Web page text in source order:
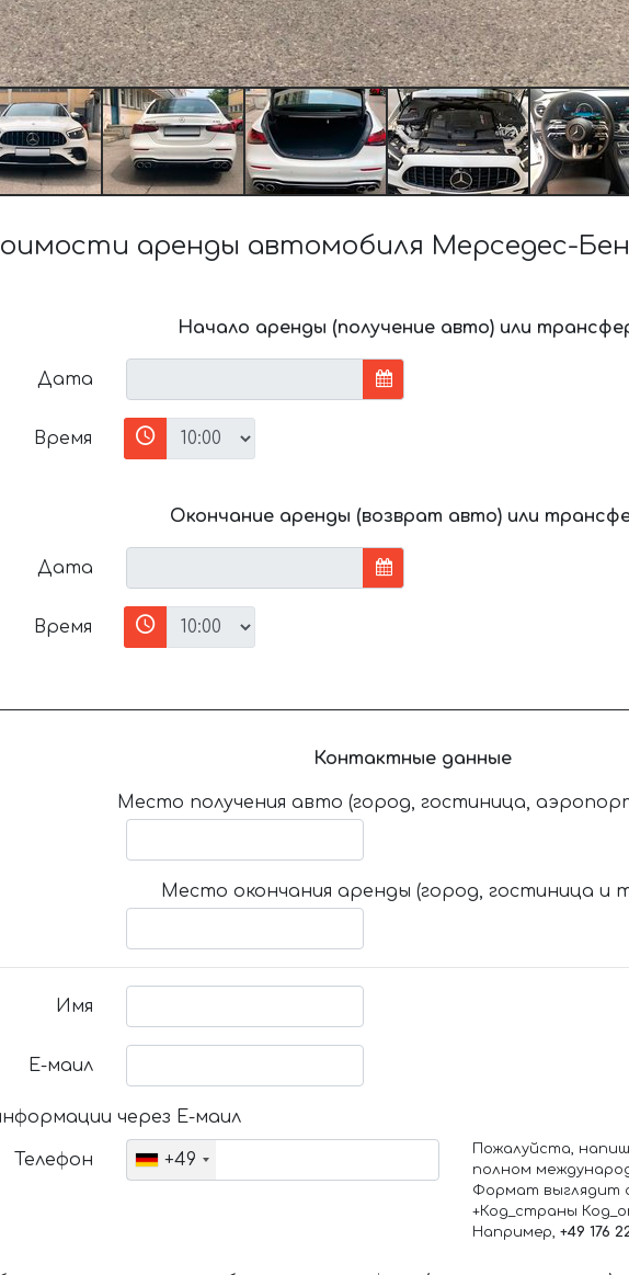
аренды автомобиля Мерседес-
Начало аренды (получение авто) или
Дата
Время
Окончание аренды (возврат авто) или
Дата
Время
Контактные данные
Место получения авто (город, гостиница,
Место окончания аренды (город, гостиница и
Имя
Е-маил
через Е-маил
Телефон +49
Пожалуйста,
полном
Формат выглядит
+Код_страны
Например, +49 176